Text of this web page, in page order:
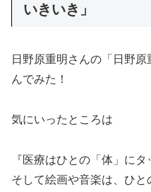
いきいき」
日野原重明さんの「日野
んでみた！
気にいったところは
『医療はひとの「体」にタ
そして絵画や音楽は、ひ